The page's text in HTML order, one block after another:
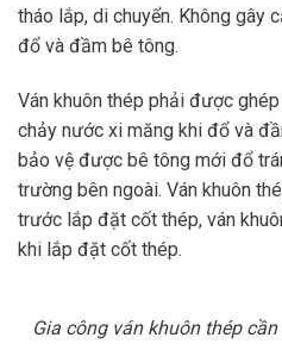
tháo lắp, di chuyển. Không gây
đổ và đầm bê tông.
Ván khuôn thép phải được
chảy nước xi măng khi đổ và
bảo vệ được bê tông mới đổ
trường bên ngoài. Ván khuôn
trước lắp đặt cốt thép, ván
khi lắp đặt cốt thép.
Gia công ván khuôn thép